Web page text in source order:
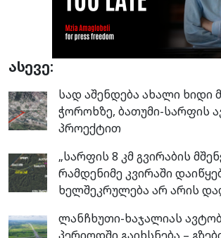
ასევე:
სად აშენდება ახალი ხიდი
ჭოროხზე, ბათუმი-სარფის
პროექტით
„სარფის 8 კმ გვირაბის
რამდენიმე კვირაში
ხელშეკრულება არ არის
ლანჩხუთი-ხაჯალიას
პერიოდში გაიხსნება –